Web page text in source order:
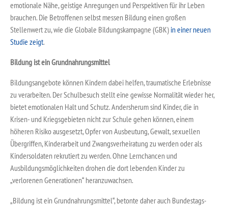
emotionale Nähe, geistige Anregungen und Perspektiven für ihr Leben
brauchen. Die Betroffenen selbst messen Bildung einen großen
Stellenwert zu, wie die Globale Bildungskampagne (GBK) in einer neuen
Studie zeigt.
Bildung ist ein Grundnahrungsmittel
Bildungsangebote können Kindern dabei helfen, traumatische Erlebnisse
zu verarbeiten. Der Schulbesuch stellt eine gewisse Normalität wieder her,
bietet emotionalen Halt und Schutz. Andersherum sind Kinder, die in
Krisen- und Kriegsgebieten nicht zur Schule gehen können, einem
höheren Risiko ausgesetzt, Opfer von Ausbeutung, Gewalt, sexuellen
Übergriffen, Kinderarbeit und Zwangsverheiratung zu werden oder als
Kindersoldaten rekrutiert zu werden. Ohne Lernchancen und
Ausbildungsmöglichkeiten drohen die dort lebenden Kinder zu
„verlorenen Generationen“ heranzuwachsen.
„Bildung ist ein Grundnahrungsmittel“, betonte daher auch Bundestags-